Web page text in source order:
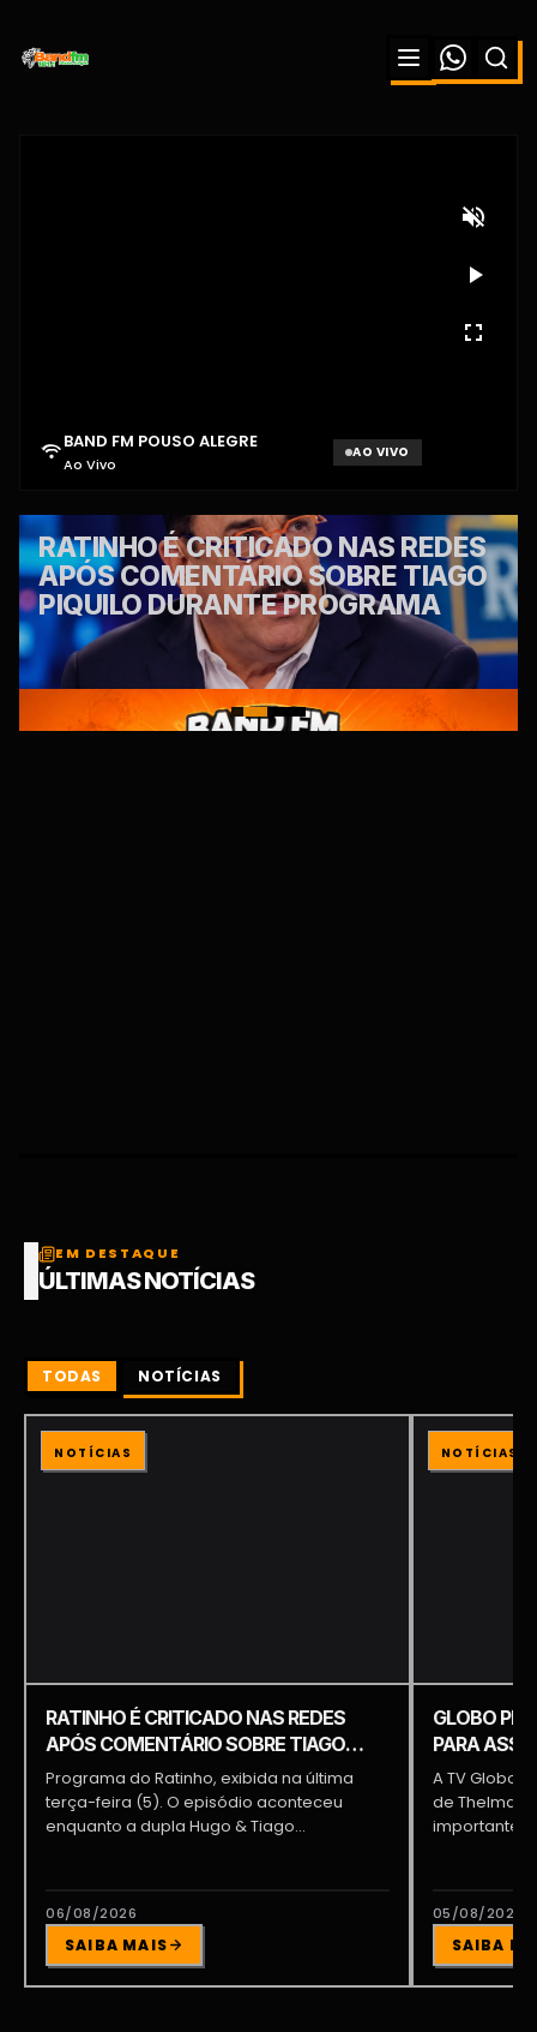
BAND FM POUSO ALEGRE
Ao Vivo
AO VIVO
EM DESTAQUE
ÚLTIMAS NOTÍCIAS
TODAS NOTÍCIAS
NOTÍCIAS
RATINHO É CRITICADO NAS REDES
APÓS COMENTÁRIO SOBRE TIAGO
PIQUILO DURANTE PROGRAMA
Programa do Ratinho, exibida na última
terça-feira (5). O episódio aconteceu
enquanto a dupla Hugo & Tiago
06/08/2026
SAIBA MAIS
NOTÍCIAS
GLOBO
PARA
BRAGA E
A TV Globo
de Thelma
importante
05/08/2026
SAIBA